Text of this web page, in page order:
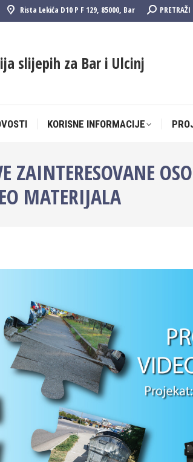
Rista Lekića D10 P F 129, 85000, Bar Search:PRETRAŽI
slijepih za Bar i Ulcinj
KORISNE INFORMACIJE
ZAINTERESOVANE
MATERIJALA
KORISNE INFORMACIJE